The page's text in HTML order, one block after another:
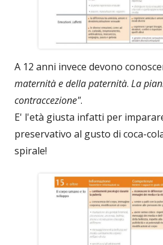
A 12 anni invece devono
maternità e della paternità. La
contraccezione".
E' l'età giusta infatti per
preservativo al gusto di coca-
spirale!